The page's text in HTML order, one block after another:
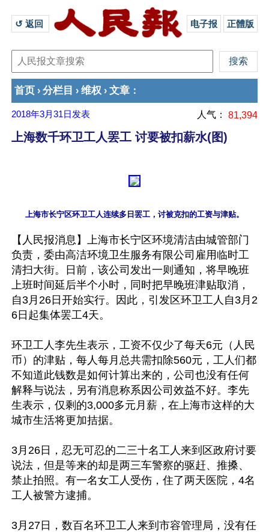
↺ 返回 电子报 正體版
首页 › 分栏目 › 维权 › 文章 ：
2018年3月31日 发表 人气： 81,394
上海数千环卫工人罢工 讨要被扣薪水(图)
【人民报消息】上海市长宁区环境清洁由城管部门
负责，委由高洁环境卫生服务有限公司雇用临时工
清扫大街。日前，该公司发出一则通知，将早晚班
上班时间延后半个小时，同时把早晚班津贴取消，
自3月26日开始实行。因此，引发区环卫工人自3月2
6日起集体罢工4天。
环卫工人李先生表示，工资不仅少了每天6元（人民
币）的津贴，每人每月总共需扣除560元，工人们都
不知道此钱数是如何计算出来的，公司也没有任何
解释与说法，另有消息称系因公司效益不好。李先
生表示，仅剩的3,000多元月薪，在上海市这样的大
城市生活将更加拮据。
3月26日，忍无可忍的二三十名工人来到区政府讨要
说法，但是等来的却是两三车警察的驱赶、推搡、
禁止拍照。有一名女工人受伤，住了两天医院，4名
工人被警方逮捕。
3月27日，数百名环卫工人来到市容管理局，没有任